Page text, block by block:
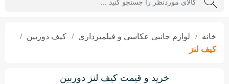
خانه لوازم جانبی عکاسی و فیلمبرداری
کیف دوربین
کیف لنز
خرید و قیمت کیف لنز دوربین